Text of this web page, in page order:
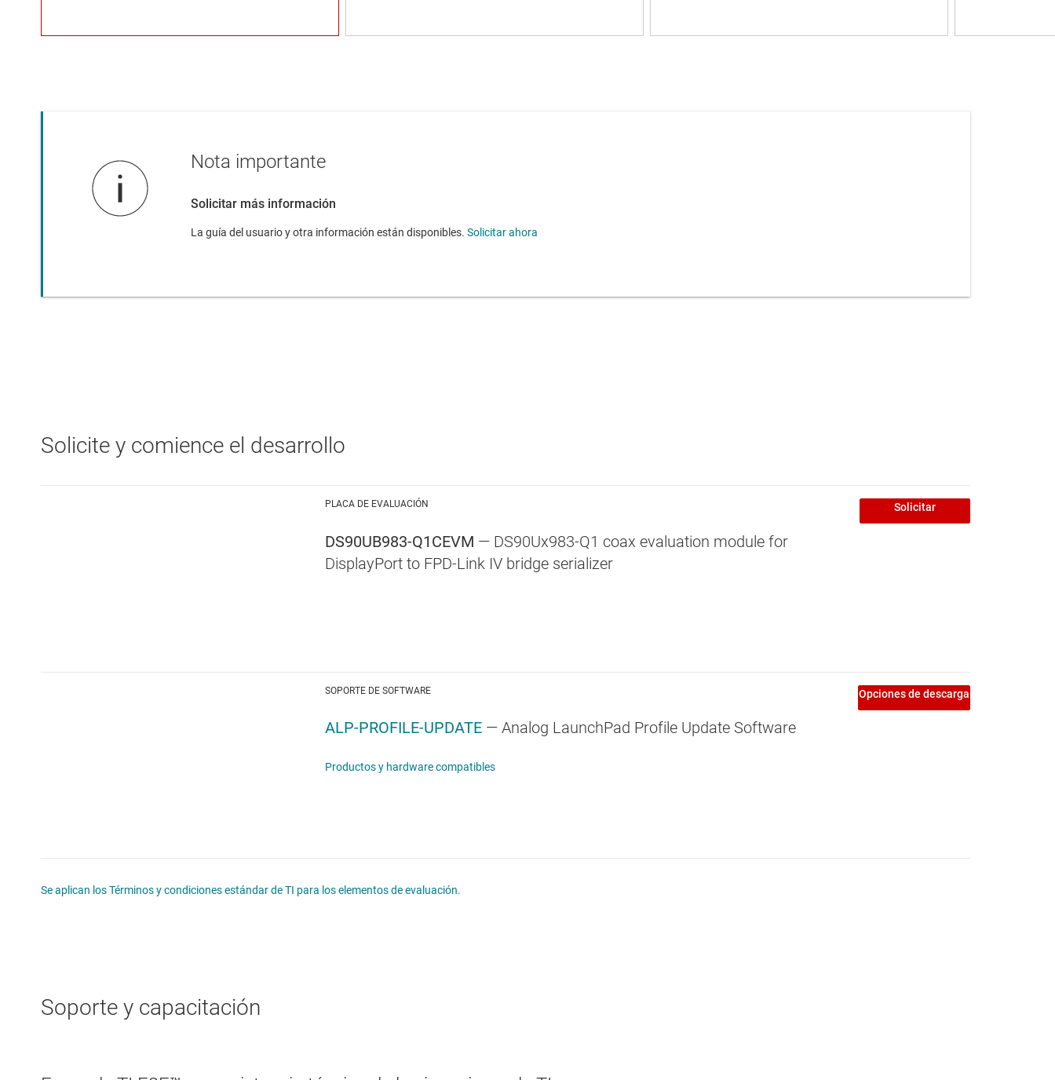
Nota importante
Solicitar más información
‌La guía del usuario y otra información están disponibles. Solicitar ahora
Solicite y comience el desarrollo
PLACA DE EVALUACIÓN
DS90UB983-Q1CEVM — DS90Ux983-Q1 coax evaluation module for
DisplayPort to FPD-Link IV bridge serializer
Solicitar
SOPORTE DE SOFTWARE
ALP-PROFILE-UPDATE — Analog LaunchPad Profile Update Software
Productos y hardware compatibles
Opciones de descarga
Se aplican los Términos y condiciones estándar de TI para los elementos de evaluación.
Soporte y capacitación